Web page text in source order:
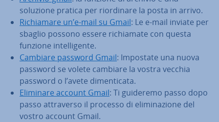
soluzione pratica per rior­di­na­re la posta in arrivo.
Ri­chia­ma­re un’e-mail su Gmail: Le e-mail inviate per
sbaglio possono essere ri­chia­ma­te con questa
funzione in­tel­li­gen­te.
Cambiare password Gmail: Impostate una nuova
password se volete cambiare la vostra vecchia
password o l’avete di­men­ti­ca­ta.
Eliminare account Gmail: Ti guideremo passo dopo
passo at­tra­ver­so il processo di eli­mi­na­zio­ne del
vostro account Gmail.